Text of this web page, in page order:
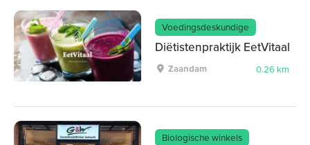
Voedingsdeskundige
Diëtistenpraktijk EetVitaal
Zaandam 0.26 km
Biologische winkels